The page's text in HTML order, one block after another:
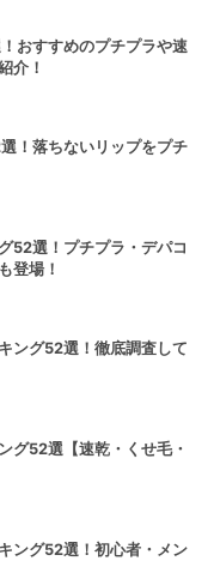
おすすめのプチプラや速
介！
！落ちないリップをプチ
52選！プチプラ・デパコ
登場！
ング52選！徹底調査して
グ52選【速乾・くせ毛・
ング52選！初心者・メン